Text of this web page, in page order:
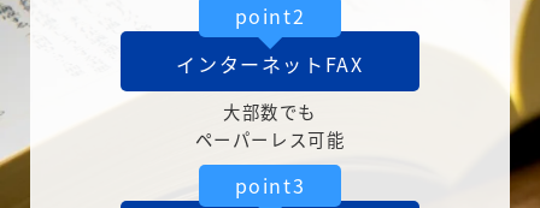
point2
インターネットFAX
大部数でも
ペーパーレス可能
point3